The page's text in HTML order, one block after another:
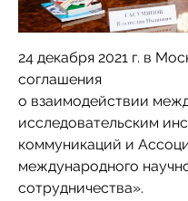
24 декабря 2021 г. в
соглашения
о взаимодействии
исследовательским
коммуникаций и
международного
сотрудничества».